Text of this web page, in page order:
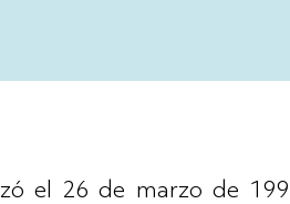
el 26 de marzo de